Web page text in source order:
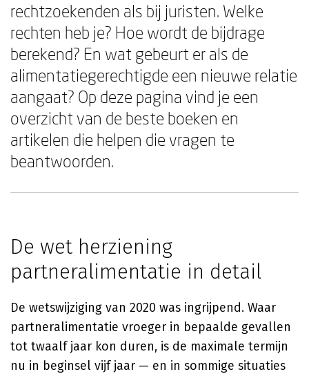
rechtzoekenden als bij juristen. Welke
rechten heb je? Hoe wordt de bijdrage
berekend? En wat gebeurt er als de
alimentatiegerechtigde een nieuwe relatie
aangaat? Op deze pagina vind je een
overzicht van de beste boeken en
artikelen die helpen die vragen te
beantwoorden.
De wet herziening
partneralimentatie in detail
De wetswijziging van 2020 was ingrijpend. Waar
partneralimentatie vroeger in bepaalde gevallen
tot twaalf jaar kon duren, is de maximale termijn
nu in beginsel vijf jaar — en in sommige situaties